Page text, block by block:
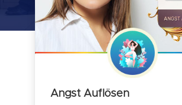
Angst Auflösen